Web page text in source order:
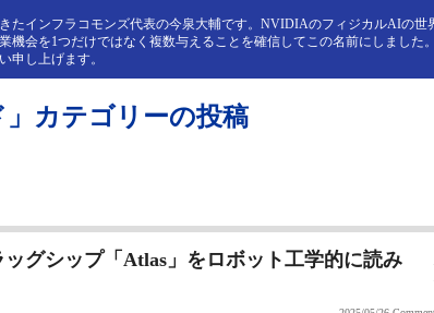
たインフラコモンズ代表の今泉大輔です。NVIDIAのフィジカルAIの世
機会を1つだけではなく複数与えることを確信してこの名前にしました。
申し上げます。
」カテゴリーの投稿
グシップ「Atlas」をロボット工学的に読み